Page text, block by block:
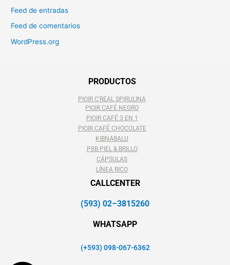
Feed de entradas
Feed de comentarios
WordPress.org
PRODUCTOS
PIOIR C'REAL SPIRULINA
PIOIR CAFÉ NEGRO
PIOIR CAFÉ 3 EN 1
PIOIR CAFÉ CHOCOLATE
KIBNABALU
P8B PIEL & BRILLO
CÁPSULAS
LÍNEA RICO
CALLCENTER
(593) 02–3815260
WHATSAPP
(+593) 098-067-6362